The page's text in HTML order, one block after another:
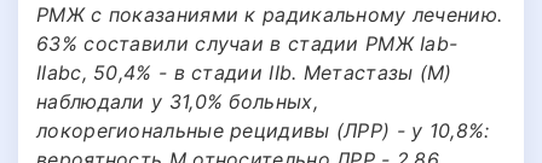
РМЖ с показаниями к радикальному лечению.
63% составили случаи в стадии РМЖ Iab-
IIabc, 50,4% - в стадии IIb. Метастазы (М)
наблюдали у 31,0% больных,
локорегиональные рецидивы (ЛРР) - у 10,8%: